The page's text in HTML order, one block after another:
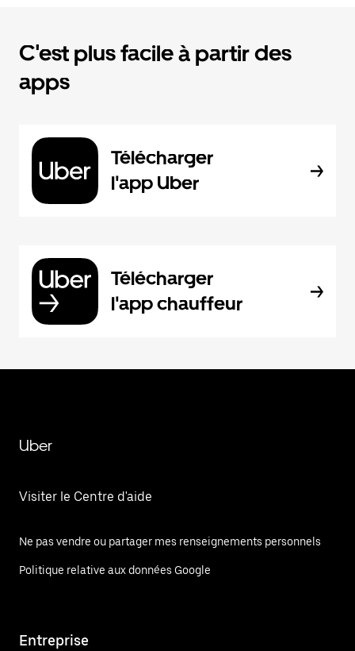
C'est plus facile à partir des
apps
Télécharger
l'app Uber
Télécharger
l'app chauffeur
Uber
Visiter le Centre d'aide
Ne pas vendre ou partager mes renseignements personnels
Politique relative aux données Google
Entreprise